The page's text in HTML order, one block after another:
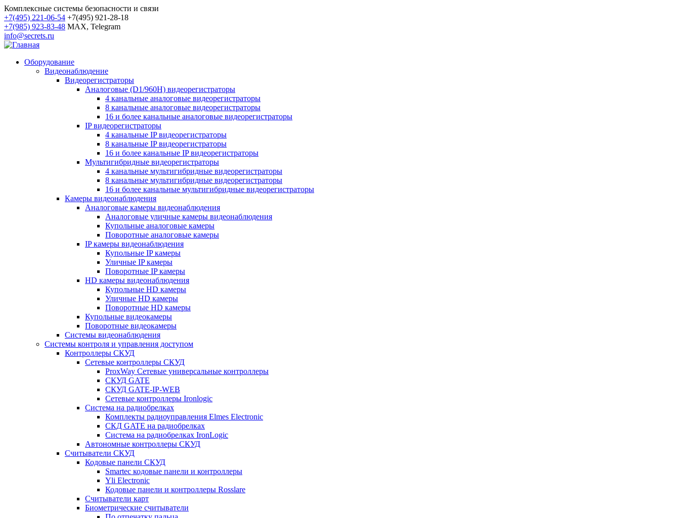
Комплексные системы безопасности и связи
+7(495) 221-06-54 +7(495) 921-28-18
+7(985) 923-83-48 MAX, Telegram
info@secrets.ru
Оборудование
Видеонаблюдение
Видеорегистраторы
Аналоговые (D1/960H) видеорегистраторы
4 канальные аналоговые видеорегистраторы
8 канальные аналоговые видеорегистраторы
16 и более канальные аналоговые видеорегистраторы
IP видеорегистраторы
4 канальные IP видеорегистраторы
8 канальные IP видеорегистраторы
16 и более канальные IP видеорегистраторы
Мультигибридные видеорегистраторы
4 канальные мультигибридные видеорегистраторы
8 канальные мультигибридные видеорегистраторы
16 и более канальные мультигибридные видеорегистраторы
Камеры видеонаблюдения
Аналоговые камеры видеонаблюдения
Аналоговые уличные камеры видеонаблюдения
Купольные аналоговые камеры
Поворотные аналоговые камеры
IP камеры видеонаблюдения
Купольные IP камеры
Уличные IP камеры
Поворотные IP камеры
HD камеры видеонаблюдения
Купольные HD камеры
Уличные HD камеры
Поворотные HD камеры
Купольные видеокамеры
Поворотные видеокамеры
Системы видеонаблюдения
Системы контроля и управления доступом
Контроллеры СКУД
Сетевые контроллеры СКУД
ProxWay Сетевые универсальные контроллеры
СКУД GATE
СКУД GATE-IP-WEB
Сетевые контроллеры Ironlogic
Система на радиобрелках
Комплекты радиоуправления Elmes Electronic
СКД GATE на радиобрелках
Система на радиобрелках IronLogic
Автономные контроллеры СКУД
Считыватели СКУД
Кодовые панели СКУД
Smartec кодовые панели и контроллеры
Yli Electronic
Кодовые панели и контроллеры Rosslare
Считыватели карт
Биометрические считыватели